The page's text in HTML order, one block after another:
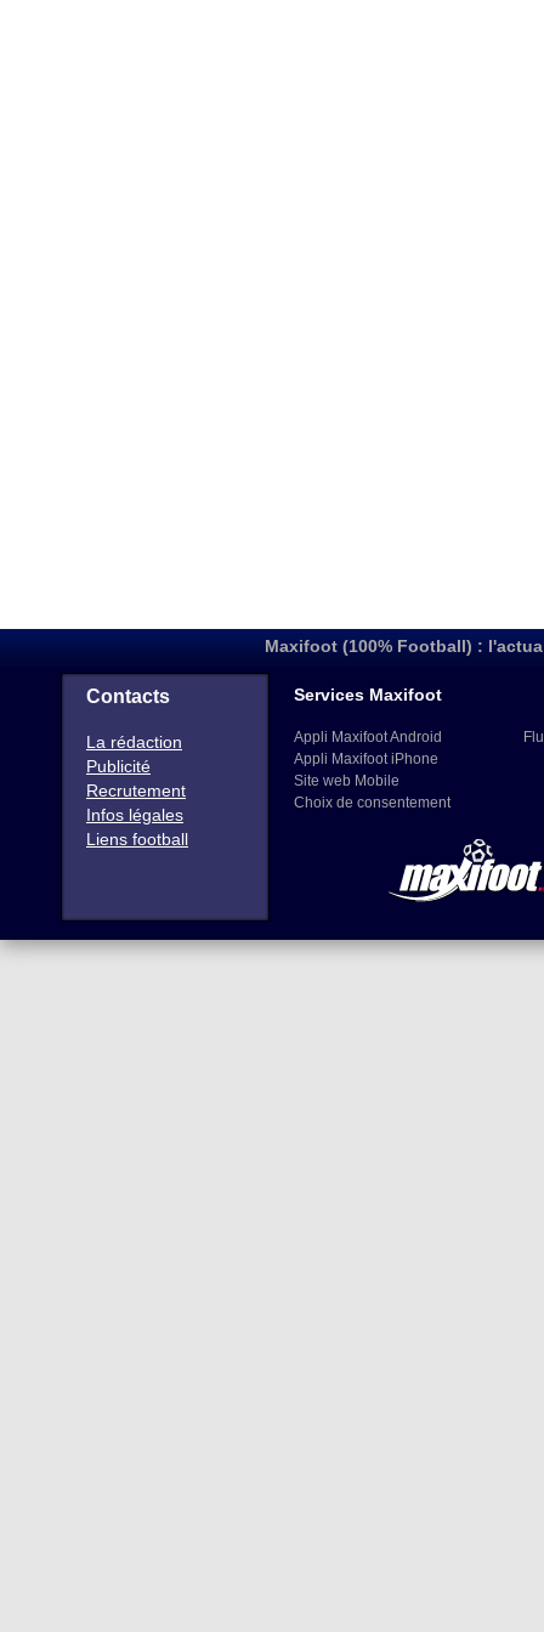
Maxifoot (100% Football) :
Contacts
La rédaction
Publicité
Recrutement
Infos légales
Liens football
Services Maxifoot
Appli Maxifoot Android
Appli Maxifoot iPhone
Site web Mobile
Choix de consentement